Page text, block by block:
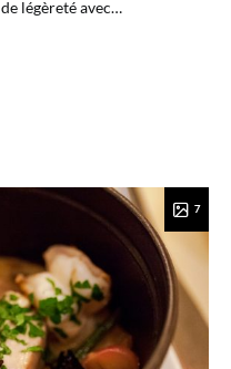
légèreté avec…
7